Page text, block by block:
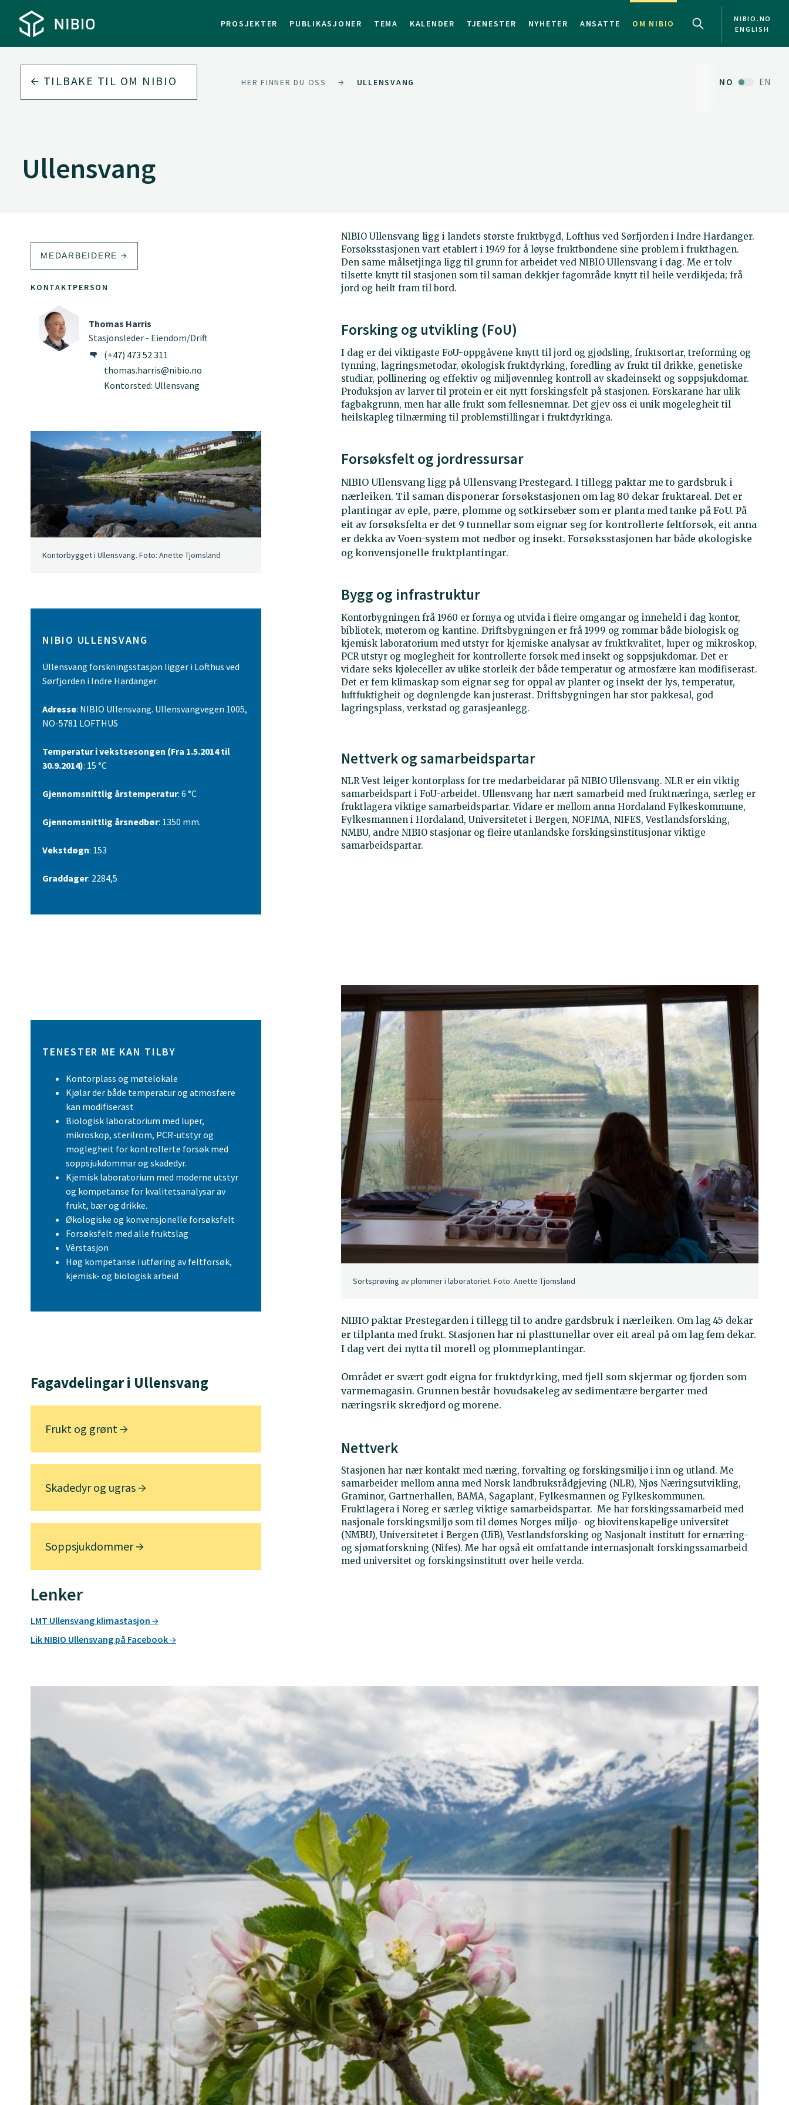
PROSJEKTER PUBLIKASJONER TEMA KALENDER TJENESTER NYHETER ANSATTE OM NIBIO
NIBIO.NO
ENGLISH
TILBAKE TIL OM NIBIO HER FINNER DU OSS ULLENSVANG NO EN
Ullensvang
NIBIO Ullensvang ligg i landets største fruktbygd, Lofthus ved Sørfjorden i Indre Hardanger.
Forsøksstasjonen vart etablert i 1949 for å løyse fruktbøndene sine problem i frukthagen.
Den same målsetjinga ligg til grunn for arbeidet ved NIBIO Ullensvang i dag. Me er tolv
tilsette knytt til stasjonen som til saman dekkjer fagområde knytt til heile verdikjeda; frå
jord og heilt fram til bord.
Forsking og utvikling (FoU)
I dag er dei viktigaste FoU-oppgåvene knytt til jord og gjødsling, fruktsortar, treforming og
tynning, lagringsmetodar, økologisk fruktdyrking, foredling av frukt til drikke, genetiske
studiar, pollinering og effektiv og miljøvennleg kontroll av skadeinsekt og soppsjukdomar.
Produksjon av larver til protein er eit nytt forskingsfelt på stasjonen. Forskarane har ulik
fagbakgrunn, men har alle frukt som fellesnemnar. Det gjev oss ei unik mogelegheit til
heilskapleg tilnærming til problemstillingar i fruktdyrkinga.
Forsøksfelt og jordressursar
NIBIO Ullensvang ligg på Ullensvang Prestegard. I tillegg paktar me to gardsbruk i
nærleiken. Til saman disponerar forsøkstasjonen om lag 80 dekar fruktareal. Det er
plantingar av eple, pære, plomme og søtkirsebær som er planta med tanke på FoU. På
eit av forsøksfelta er det 9 tunnellar som eignar seg for kontrollerte feltforsøk, eit anna
er dekka av Voen-system mot nedbør og insekt. Forsøksstasjonen har både økologiske
og konvensjonelle fruktplantingar.
Bygg og infrastruktur
Kontorbygningen frå 1960 er fornya og utvida i fleire omgangar og inneheld i dag kontor,
bibliotek, møterom og kantine. Driftsbygningen er frå 1999 og rommar både biologisk og
kjemisk laboratorium med utstyr for kjemiske analysar av fruktkvalitet, luper og mikroskop,
PCR utstyr og moglegheit for kontrollerte forsøk med insekt og soppsjukdomar. Det er
vidare seks kjøleceller av ulike storleik der både temperatur og atmosfære kan modifiserast.
Det er fem klimaskap som eignar seg for oppal av planter og insekt der lys, temperatur,
luftfuktigheit og døgnlengde kan justerast. Driftsbygningen har stor pakkesal, god
lagringsplass, verkstad og garasjeanlegg.
Nettverk og samarbeidspartar
NLR Vest leiger kontorplass for tre medarbeidarar på NIBIO Ullensvang. NLR er ein viktig
samarbeidspart i FoU-arbeidet. Ullensvang har nært samarbeid med fruktnæringa, særleg er
fruktlagera viktige samarbeidspartar. Vidare er mellom anna Hordaland Fylkeskommune,
Fylkesmannen i Hordaland, Universitetet i Bergen, NOFIMA, NIFES, Vestlandsforsking,
NMBU, andre NIBIO stasjonar og fleire utanlandske forskingsinstitusjonar viktige
samarbeidspartar.
MEDARBEIDERE
KONTAKTPERSON
Thomas Harris
Stasjonsleder - Eiendom/Drift
(+47) 473 52 311
thomas.harris@nibio.no
Kontorsted: Ullensvang
Kontorbygget i Ullensvang. Foto: Anette Tjomsland
NIBIO ULLENSVANG
Ullensvang forskningsstasjon ligger i Lofthus ved
Sørfjorden i Indre Hardanger.
Adresse: NIBIO Ullensvang. Ullensvangvegen 1005,
NO-5781 LOFTHUS
Temperatur i vekstsesongen (Fra 1.5.2014 til
30.9.2014): 15 °C
Gjennomsnittlig årstemperatur: 6 °C
Gjennomsnittlig årsnedbør: 1350 mm.
Vekstdøgn: 153
Graddager: 2284,5
TENESTER ME KAN TILBY
Kontorplass og møtelokale
Kjølar der både temperatur og atmosfære
kan modifiserast
Biologisk laboratorium med luper,
mikroskop, sterilrom, PCR-utstyr og
moglegheit for kontrollerte forsøk med
soppsjukdommar og skadedyr.
Kjemisk laboratorium med moderne utstyr
og kompetanse for kvalitetsanalysar av
frukt, bær og drikke.
Økologiske og konvensjonelle forsøksfelt
Forsøksfelt med alle fruktslag
Vêrstasjon
Høg kompetanse i utføring av feltforsøk,
kjemisk- og biologisk arbeid
Fagavdelingar i Ullensvang
Frukt og grønt
Skadedyr og ugras
Soppsjukdommer
Lenker
LMT Ullensvang klimastasjon
Lik NIBIO Ullensvang på Facebook
Sortsprøving av plommer i laboratoriet. Foto: Anette Tjomsland
NIBIO paktar Prestegarden i tillegg til to andre gardsbruk i nærleiken. Om lag 45 dekar
er tilplanta med frukt. Stasjonen har ni plasttunellar over eit areal på om lag fem dekar.
I dag vert dei nytta til morell og plommeplantingar.
Området er svært godt eigna for fruktdyrking, med fjell som skjermar og fjorden som
varmemagasin. Grunnen består hovudsakeleg av sedimentære bergarter med
næringsrik skredjord og morene.
Nettverk
Stasjonen har nær kontakt med næring, forvalting og forskingsmiljø i inn og utland. Me
samarbeider mellom anna med Norsk landbruksrådgjeving (NLR), Njøs Næringsutvikling,
Graminor, Gartnerhallen, BAMA, Sagaplant, Fylkesmannen og Fylkeskommunen.
Fruktlagera i Noreg er særleg viktige samarbeidspartar. Me har forskingssamarbeid med
nasjonale forskingsmiljø som til dømes Norges miljø- og biovitenskapelige universitet
(NMBU), Universitetet i Bergen (UiB), Vestlandsforsking og Nasjonalt institutt for ernæring-
og sjømatforskning (Nifes). Me har også eit omfattande internasjonalt forskingssamarbeid
med universitet og forskingsinstitutt over heile verda.